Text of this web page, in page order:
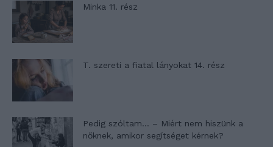
Minka 11. rész
T. szereti a fiatal lányokat 14. rész
Pedig szóltam… – Miért nem hiszünk a
nőknek, amikor segítséget kérnek?